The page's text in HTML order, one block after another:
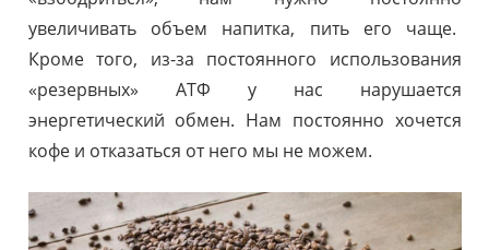
увеличивать объем напитка, пить его чаще.
Кроме того, из-за постоянного использования
«резервных» АТФ у нас нарушается
энергетический обмен. Нам постоянно хочется
кофе и отказаться от него мы не можем.